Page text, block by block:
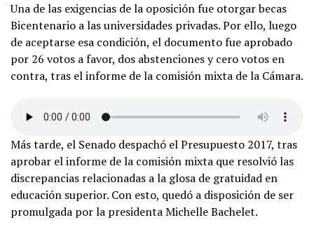
Una de las exigencias de la oposición fue otorgar becas
Bicentenario a las universidades privadas. Por ello, luego
de aceptarse esa condición, el documento fue aprobado
por 26 votos a favor, dos abstenciones y cero votos en
contra, tras el informe de la comisión mixta de la Cámara.
Más tarde, el Senado despachó el Presupuesto 2017, tras
aprobar el informe de la comisión mixta que resolvió las
discrepancias relacionadas a la glosa de gratuidad en
educación superior. Con esto, quedó a disposición de ser
promulgada por la presidenta Michelle Bachelet.